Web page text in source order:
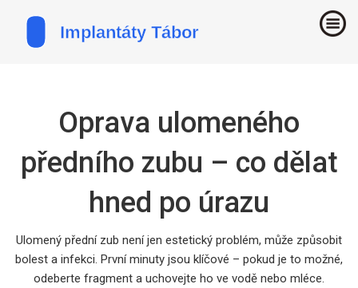
Oprava ulomeného
předního zubu – co dělat
hned po úrazu
Ulomený přední zub není jen estetický problém, může způsobit
bolest a infekci. První minuty jsou klíčové – pokud je to možné,
odeberte fragment a uchovejte ho ve vodě nebo mléce.